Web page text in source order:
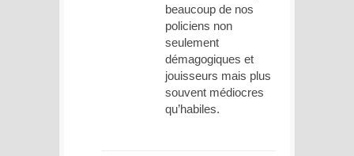
beaucoup de nos
policiens non
seulement
démagogiques et
jouisseurs mais plus
souvent médiocres
qu’habiles.